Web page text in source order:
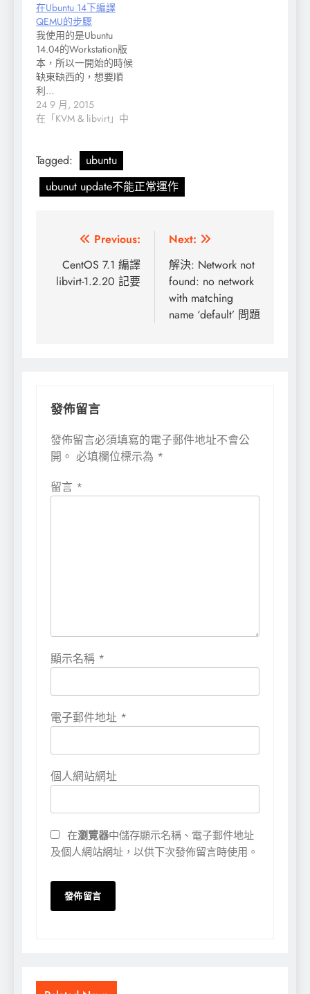
在Ubuntu 14下編譯
QEMU的步驟
我使用的是Ubuntu
14.04的Workstation版
本，所以一開始的時候
缺東缺西的，想要順
利…
24 9 月, 2015
在「KVM & libvirt」中
Tagged:
ubuntu
ubunut update不能正常運作
章
導
Previous:
CentOS 7.1 編譯
libvirt-1.2.20 記要
Next:
解決: Network not
found: no network
with matching
name ‘default’ 問題
發佈留言
發佈留言必須填寫的電子郵件地址不會公
開。 必填欄位標示為 *
留言 *
顯示名稱 *
電子郵件地址 *
個人網站網址
在瀏覽器中儲存顯示名稱、電子郵件地址
及個人網站網址，以供下次發佈留言時使用。